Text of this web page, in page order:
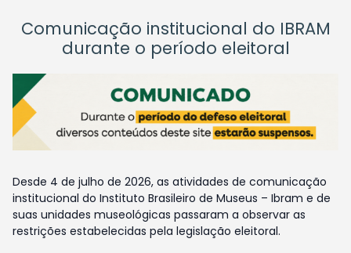
Comunicação institucional do IBRAM
durante o período eleitoral
Desde 4 de julho de 2026, as atividades de comunicação
institucional do Instituto Brasileiro de Museus – Ibram e de
suas unidades museológicas passaram a observar as
restrições estabelecidas pela legislação eleitoral.